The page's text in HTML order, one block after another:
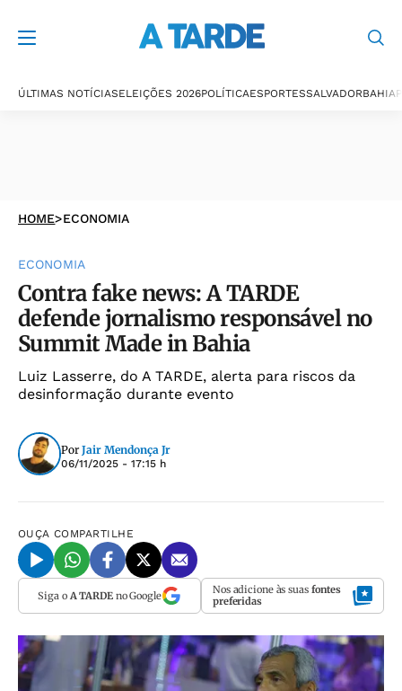
ÚLTIMAS NOTÍCIASELEIÇÕES 2026POLÍTICAESPORTESSALVADORBAHIA
HOME>ECONOMIA
ECONOMIA
Contra fake news: A TARDE
defende jornalismo responsável no
Summit Made in Bahia
Luiz Lasserre, do A TARDE, alerta para riscos da
desinformação durante evento
Por Jair Mendonça Jr
06/11/2025 - 17:15 h
OUÇA COMPARTILHE
Siga o A TARDEno Google Nos adicione às suas fontes
preferidas